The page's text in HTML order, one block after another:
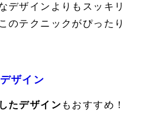
デザインよりもスッキリ
のテクニックがぴったり
ザイン
たデザイン もおすすめ！